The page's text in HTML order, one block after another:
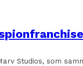
Studios, som